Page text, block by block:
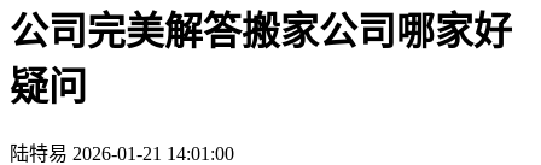
公司完美解答搬家公司哪家好
疑问
陆特易 2026-01-21 14:01:00